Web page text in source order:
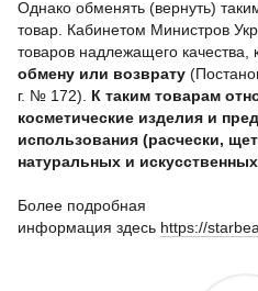
Однако обменять (вернуть)
товар. Кабинетом Министров
товаров надлежащего качества,
обмену или возврату
г. № 172). К таким товарам
косметические изделия и
использования (расчески,
натуральных и
Более подробная
информация здесь https://